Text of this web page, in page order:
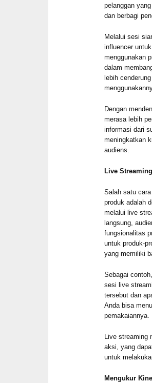
pelanggan
dan berbagi
Melalui sesi
influencer
menggunakan
dalam
lebih
Dengan
merasa lebih
informasi dari
meningkatkan
audiens.
Live
Salah satu
produk adalah
melalui live
langsung,
fungsionalitas
untuk produk-
yang memiliki
Sebagai
sesi live
tersebut dan
Anda bisa
pemakaiannya.
Live streaming
aksi, yang
untuk
Mengukur